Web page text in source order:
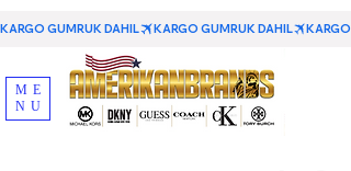
KARGO GUMRUK DAHIL
ME
NU